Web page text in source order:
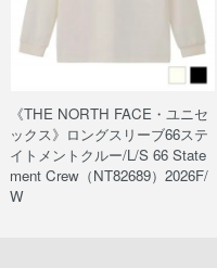
《THE NORTH FACE・ユニセ
ックス》ロングスリーブ66ステ
イトメントクルー/L/S 66 State
ment Crew（NT82689）2026F/
W